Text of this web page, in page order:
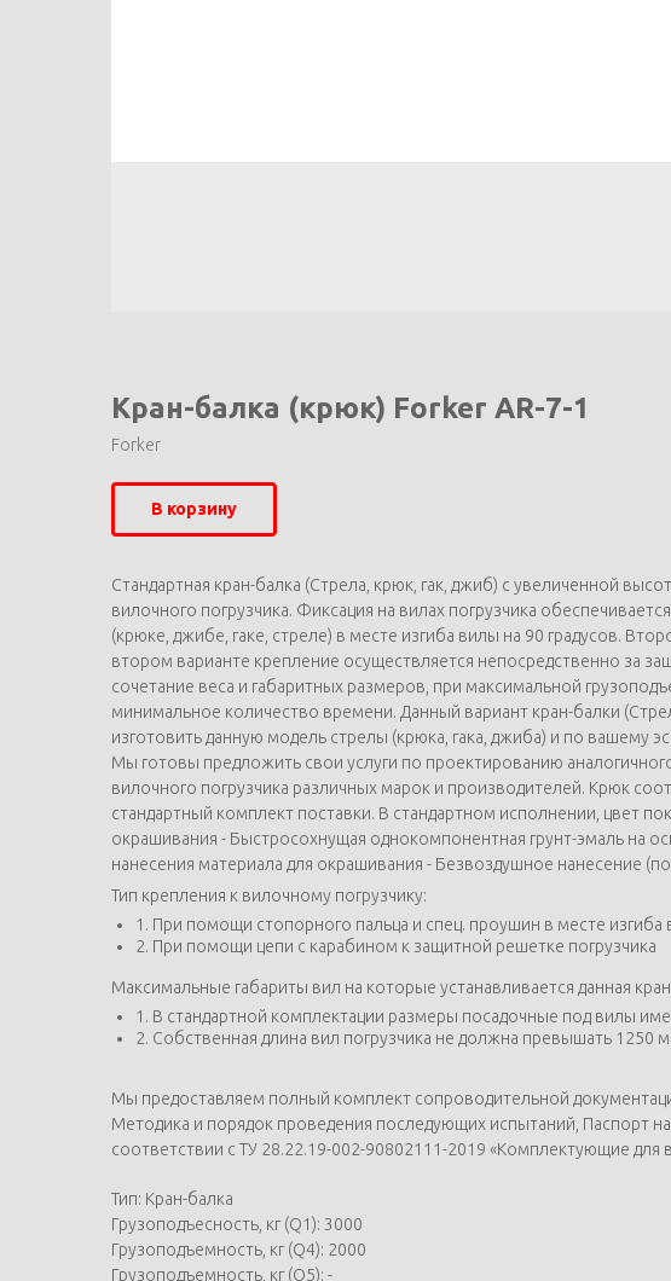
Кран-балка (крюк) Forker AR-7-1
Forker
В корзину
Стандартная кран-балка (Стрела, крюк, гак, джиб) с увеличенной
вилочного погрузчика. Фиксация на вилах погрузчика
(крюке, джибе, гаке, стреле) в месте изгиба вилы на 90 градусов.
втором варианте крепление осуществляется непосредственно за
сочетание веса и габаритных размеров, при максимальной
минимальное количество времени. Данный вариант кран-балки
изготовить данную модель стрелы (крюка, гака, джиба) и по вашему
Мы готовы предложить свои услуги по проектированию
вилочного погрузчика различных марок и производителей. Крюк
стандартный комплект поставки. В стандартном исполнении, цвет
окрашивания - Быстросохнущая однокомпонентная грунт-эмаль на
нанесения материала для окрашивания - Безвоздушное нанесение
Тип крепления к вилочному погрузчику:
1. При помощи стопорного пальца и спец. проушин в месте изгиба
2. При помощи цепи с карабином к защитной решетке погрузчика
Максимальные габариты вил на которые устанавливается данная
1. В стандартной комплектации размеры посадочные под вилы
2. Собственная длина вил погрузчика не должна превышать 1250
Мы предоставляем полный комплект сопроводительной
Методика и порядок проведения последующих испытаний, Паспорт
соответствии с ТУ 28.22.19-002-90802111-2019 «Комплектующие для
Тип: Кран-балка
Грузоподъесность, кг (Q1): 3000
Грузоподъемность, кг (Q4): 2000
Грузоподъемность, кг (Q5): -